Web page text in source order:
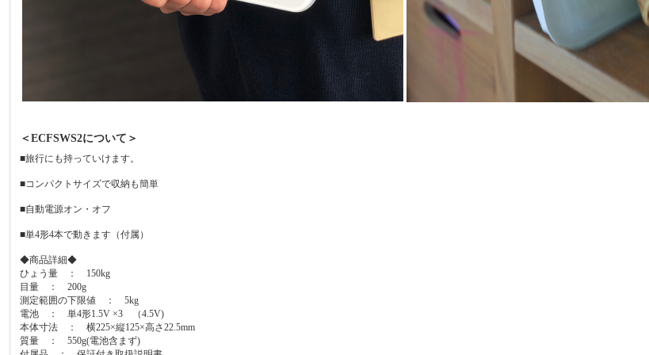
＜ECFSWS2について＞
■旅行にも持っていけます。
■コンパクトサイズで収納も簡単
■自動電源オン・オフ
■単4形4本で動きます（付属）
◆商品詳細◆
ひょう量 ： 150kg
目量 ： 200g
測定範囲の下限値 ： 5kg
電池 ： 単4形1.5V ×3 （4.5V)
本体寸法 ： 横225×縦125×高さ22.5mm
質量 ： 550g(電池含まず)